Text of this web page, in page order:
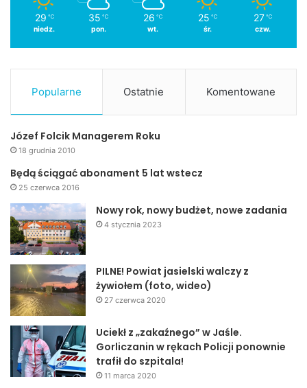
29 ℃
niedz.
35 ℃
pon.
26 ℃
wt.
25 ℃
śr.
27 ℃
czw.
Popularne Ostatnie Komentowane
Józef Folcik Managerem Roku
18 grudnia 2010
Będą ściągać abonament 5 lat wstecz
25 czerwca 2016
Nowy rok, nowy budżet, nowe zadania
4 stycznia 2023
PILNE! Powiat jasielski walczy z
żywiołem (foto, wideo)
27 czerwca 2020
Uciekł z „zakaźnego” w Jaśle.
Gorliczanin w rękach Policji ponownie
trafił do szpitala!
11 marca 2020